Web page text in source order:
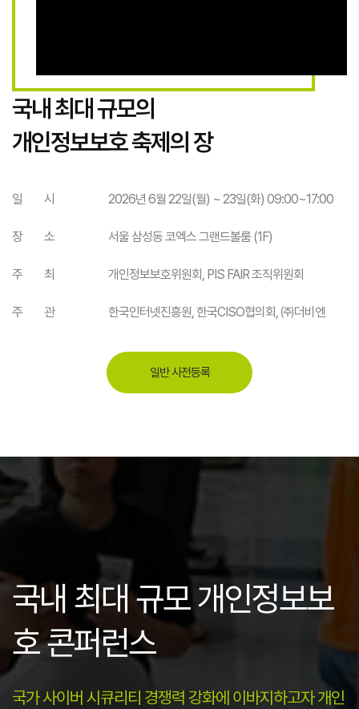
국내 최대 규모의
개인정보보호 축제의 장
일 시 2026년 6월 22일(월) ~ 23일(화) 09:00~17:00
장 소 서울 삼성동 코엑스 그랜드볼룸 (1F)
주 최 개인정보보호위원회, PIS FAIR 조직위원회
주 관 한국인터넷진흥원, 한국CISO협의회, ㈜더비엔
일반 사전등록
국내 최대 규모 개인정보보
호 콘퍼런스
국가 사이버 시큐리티 경쟁력 강화에 이바지하고자 개인